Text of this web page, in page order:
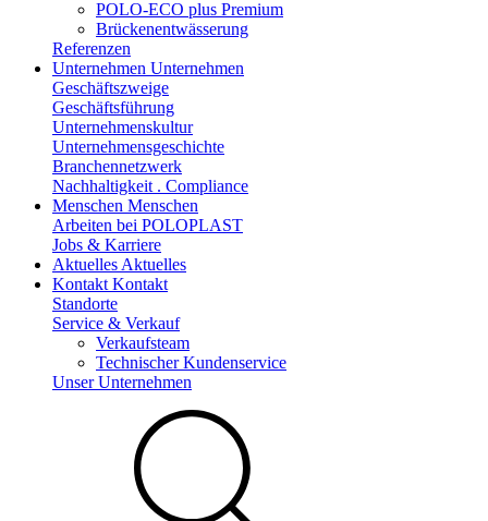
POLO-ECO plus Premium
Brückenentwässerung
Referenzen
Unternehmen Unternehmen
Geschäftszweige
Geschäftsführung
Unternehmenskultur
Unternehmensgeschichte
Branchennetzwerk
Nachhaltigkeit . Compliance
Menschen Menschen
Arbeiten bei POLOPLAST
Jobs & Karriere
Aktuelles Aktuelles
Kontakt Kontakt
Standorte
Service & Verkauf
Verkaufsteam
Technischer Kundenservice
Unser Unternehmen